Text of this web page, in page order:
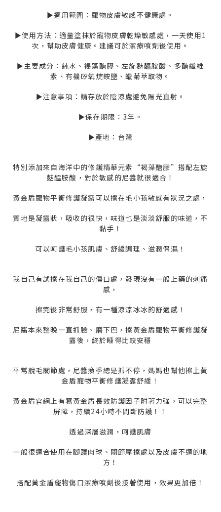
►適用範圍：寵物皮膚敏感不健康處。
►使用方法：適量塗抹於寵物皮膚乾燥敏感處，一天使用1
次，幫助皮膚健康。建議可於潔療噴劑後使用。
►主要成分：純水、褐藻醣膠、左旋麩醯胺酸、多醣纖維
素、有機矽氧烷銨鹽、蠟菊萃取物。
►注意事項：請存放於陰涼處避免陽光直射。
►保存期限：3年。
►產地：台灣
特別添加來自海洋中的修護精華元素“褐藻醣膠”搭配左旋
麩醯胺酸，對於敏感的尼醬就很適合！
黃金盾寵物平衡修護凝露可以擦在毛小孩敏感有狀況之處，
質地是凝露狀，吸收的很快，味道也是淡淡舒服的味道，不
黏手！
可以呵護毛小孩肌膚、舒緩調理、滋潤保濕！
我自己有試擦在我自己的傷口處，發現沒有一般上藥的刺痛
感，
擦完後非常舒服，有一種涼涼冰冰的舒適感！
尼醬本來整晚一直抓臉、磨下巴，擦黃金盾寵物平衡修護凝
露後，終於睡得比較安穩
平常脫毛關節處，尼醬換季總是抓不停，媽媽也幫他擦上黃
金盾寵物平衡修護凝露舒緩！
黃金盾官網上有寫黃金盾長效防護因子附著力強，可以完整
屏障，持續24小時不間斷防護！！
透過深層滋潤，呵護肌膚
一般很適合使用在腳蹼肉球、關節摩擦處以及皮膚不適的地
方！
搭配黃金盾寵物傷口潔療噴劑後接著使用，效果更加倍！